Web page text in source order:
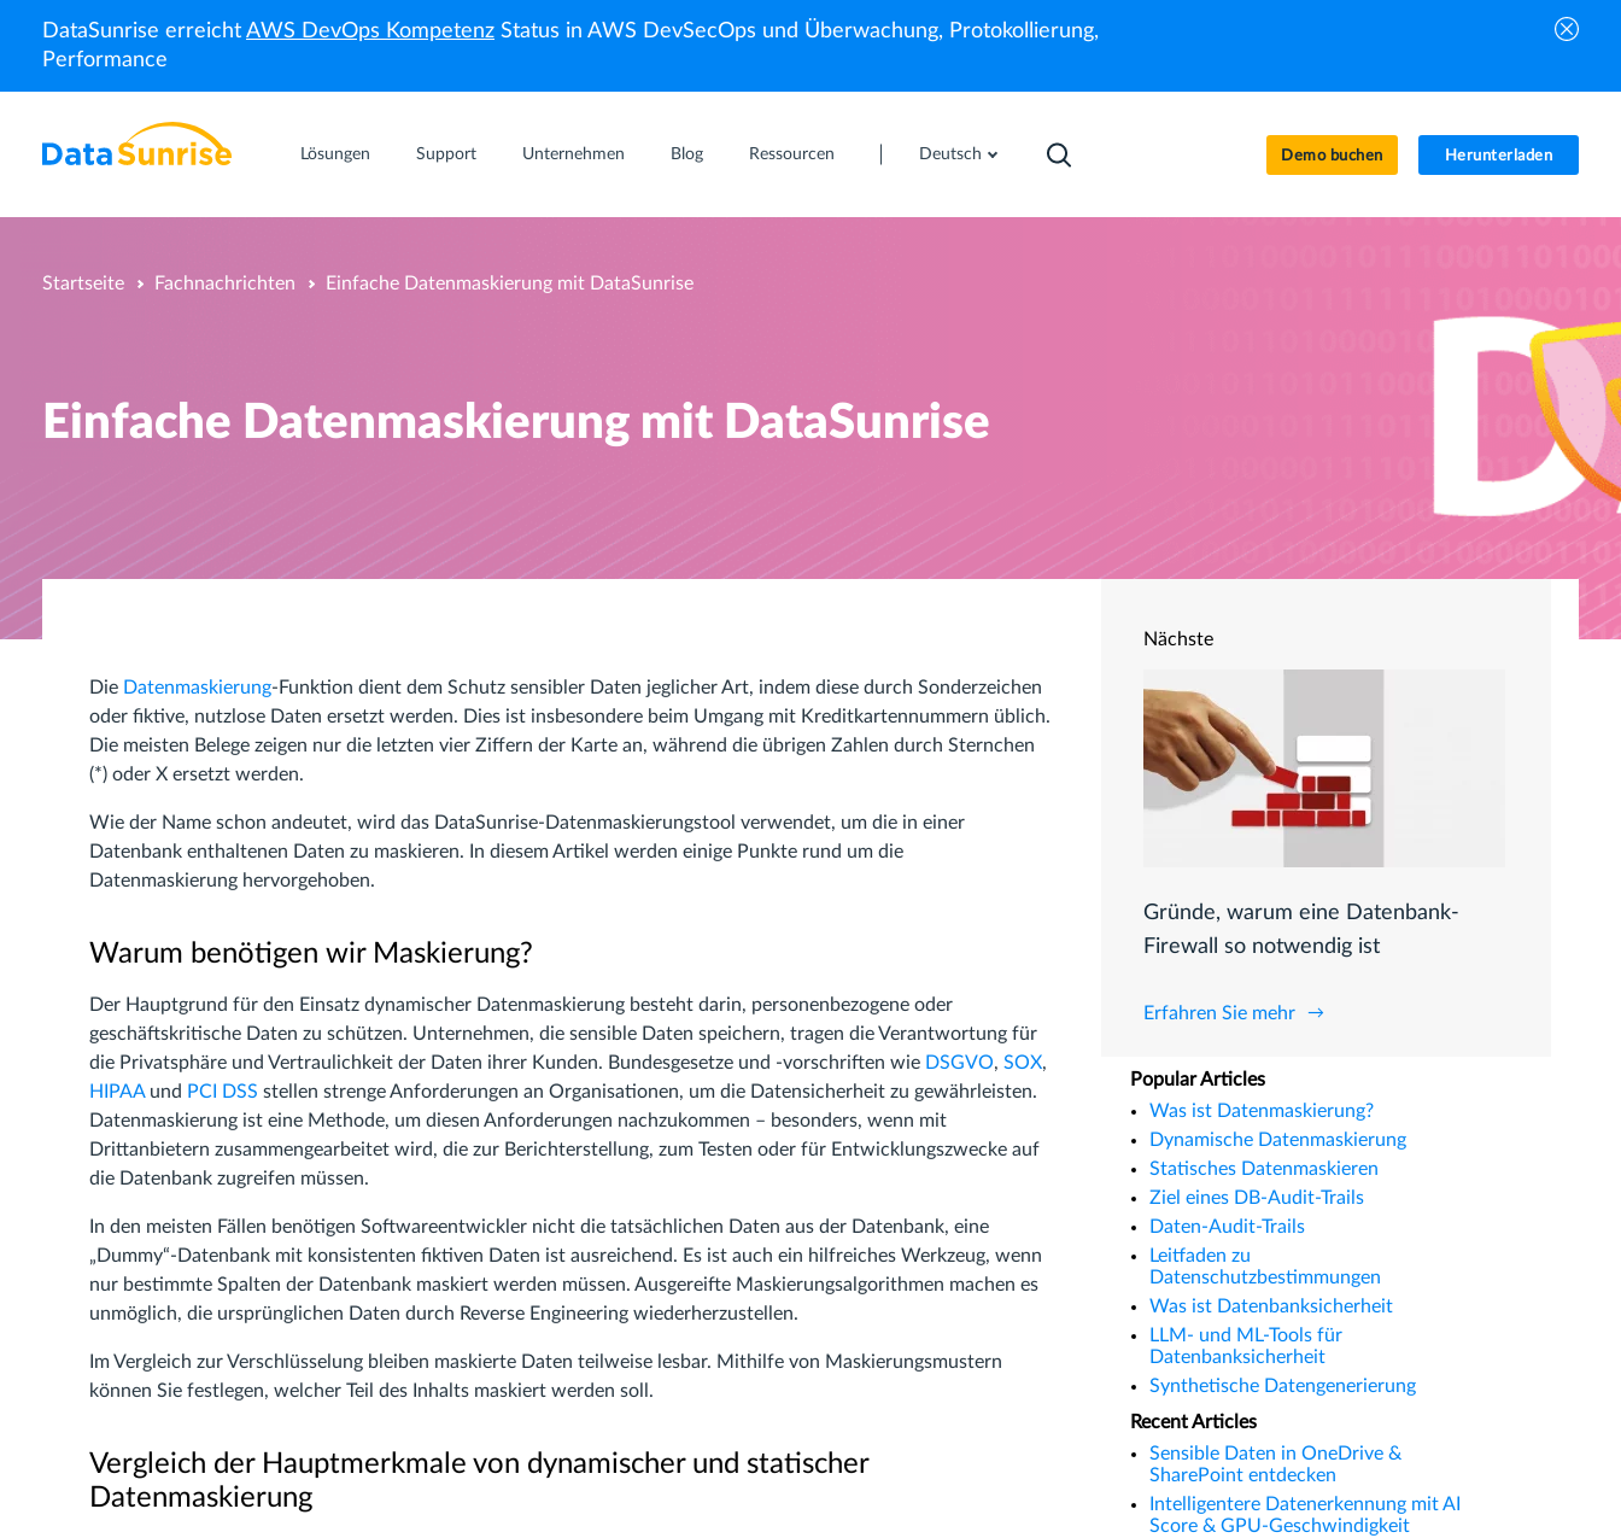
DataSunrise erreicht AWS DevOps Kompetenz Status in AWS DevSecOps und Überwachung, Protokollierung,
Performance
Lösungen Support Unternehmen Blog Ressourcen Deutsch Demo buchen Herunterladen
Startseite Fachnachrichten Einfache Datenmaskierung mit DataSunrise
Einfache Datenmaskierung mit DataSunrise
Die Datenmaskierung-Funktion dient dem Schutz sensibler Daten jeglicher Art, indem diese durch Sonderzeichen
oder fiktive, nutzlose Daten ersetzt werden. Dies ist insbesondere beim Umgang mit Kreditkartennummern üblich.
Die meisten Belege zeigen nur die letzten vier Ziffern der Karte an, während die übrigen Zahlen durch Sternchen
(*) oder X ersetzt werden.
Wie der Name schon andeutet, wird das DataSunrise-Datenmaskierungstool verwendet, um die in einer
Datenbank enthaltenen Daten zu maskieren. In diesem Artikel werden einige Punkte rund um die
Datenmaskierung hervorgehoben.
Warum benötigen wir Maskierung?
Der Hauptgrund für den Einsatz dynamischer Datenmaskierung besteht darin, personenbezogene oder
geschäftskritische Daten zu schützen. Unternehmen, die sensible Daten speichern, tragen die Verantwortung für
die Privatsphäre und Vertraulichkeit der Daten ihrer Kunden. Bundesgesetze und -vorschriften wie DSGVO, SOX,
HIPAAund PCI DSS stellen strenge Anforderungen an Organisationen, um die Datensicherheit zu gewährleisten.
Datenmaskierung ist eine Methode, um diesen Anforderungen nachzukommen – besonders, wenn mit
Drittanbietern zusammengearbeitet wird, die zur Berichterstellung, zum Testen oder für Entwicklungszwecke auf
die Datenbank zugreifen müssen.
In den meisten Fällen benötigen Softwareentwickler nicht die tatsächlichen Daten aus der Datenbank, eine
„Dummy“-Datenbank mit konsistenten fiktiven Daten ist ausreichend. Es ist auch ein hilfreiches Werkzeug, wenn
nur bestimmte Spalten der Datenbank maskiert werden müssen. Ausgereifte Maskierungsalgorithmen machen es
unmöglich, die ursprünglichen Daten durch Reverse Engineering wiederherzustellen.
Im Vergleich zur Verschlüsselung bleiben maskierte Daten teilweise lesbar. Mithilfe von Maskierungsmustern
können Sie festlegen, welcher Teil des Inhalts maskiert werden soll.
Vergleich der Hauptmerkmale von dynamischer und statischer
Datenmaskierung
Nächste
Gründe, warum eine Datenbank-
Firewall so notwendig ist
Erfahren Sie mehr
Popular Articles
Was ist Datenmaskierung?
Dynamische Datenmaskierung
Statisches Datenmaskieren
Ziel eines DB-Audit-Trails
Daten-Audit-Trails
Leitfaden zu
Datenschutzbestimmungen
Was ist Datenbanksicherheit
LLM- und ML-Tools für
Datenbanksicherheit
Synthetische Datengenerierung
Recent Articles
Sensible Daten in OneDrive &
SharePoint entdecken
Intelligentere Datenerkennung mit AI
Score & GPU-Geschwindigkeit